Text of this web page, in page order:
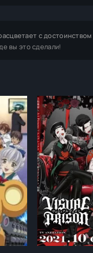
с достоинством
вы это сделали!